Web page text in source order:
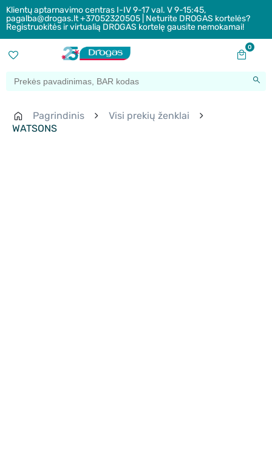
Klientų aptarnavimo centras I-IV 9-17 val. V 9-15:45,
pagalba@drogas.lt +37052320505 | Neturite DROGAS kortelės?
Registruokitės ir virtualią DROGAS kortelę gausite nemokamai!
0
Pagrindinis
Visi prekių ženklai
WATSONS